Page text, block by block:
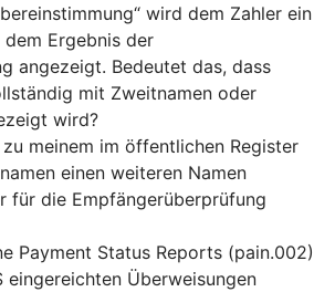
wird dem Zahler ein
Ergebnis der
angezeigt. Bedeutet das, dass
mit Zweitnamen oder
wird?
meinem im öffentlichen Register
einen weiteren Namen
für die Empfängerüberprüfung
Payment Status Reports (pain.002)
eingereichten Überweisungen